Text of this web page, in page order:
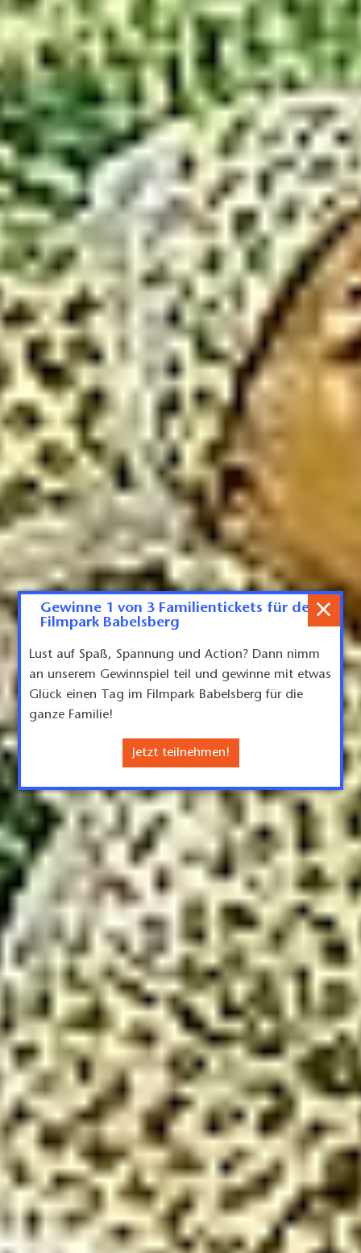
×
Gewinne 1 von 3 Familientickets für den
Filmpark Babelsberg
Lust auf Spaß, Spannung und Action? Dann nimm
an unserem Gewinnspiel teil und gewinne mit etwas
Glück einen Tag im Filmpark Babelsberg für die
ganze Familie!
Jetzt teilnehmen!